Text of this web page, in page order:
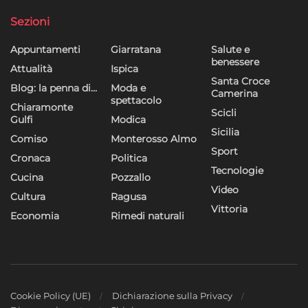
personalizzati, Sviluppare e migliorare i servizi, Utilizzare dati
Funzionalità Sempre attivo
Abbinare e combinare dati provenienti da altre
fonti di dati, Collegare diversi dispositivi,
Identificare i dispositivi in base alle informazioni
trasmesse automaticamente.
Utilizzare dati di geolocalizzazione precisi,
Riconoscere i dispositivi in base a informazioni
richieste attivamente.
e presentare pubblicità e contenuto,
privacy.
Sempre attivo
Sezioni
Appuntamenti
Attualità
Blog: la penna di…
Chiaramonte
Gulfi
Comiso
Cronaca
Cucina
Cultura
Economia
Giarratana
Ispica
Moda e
spettacolo
Modica
Monterosso Almo
Politica
Pozzallo
Ragusa
Rimedi naturali
Salute e
benessere
Santa Croce
Camerina
Scicli
Sicilia
Sport
Tecnologie
Video
Vittoria
Cookie Policy (UE)
Dichiarazione sulla Privacy